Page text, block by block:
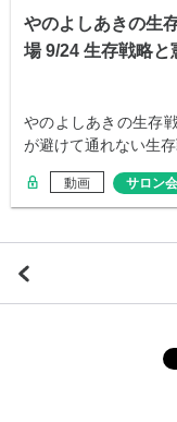
やのよしあきの生
場 9/24 生存戦略と
やのよしあきの生存
が避けて通れない生
動画 サロン